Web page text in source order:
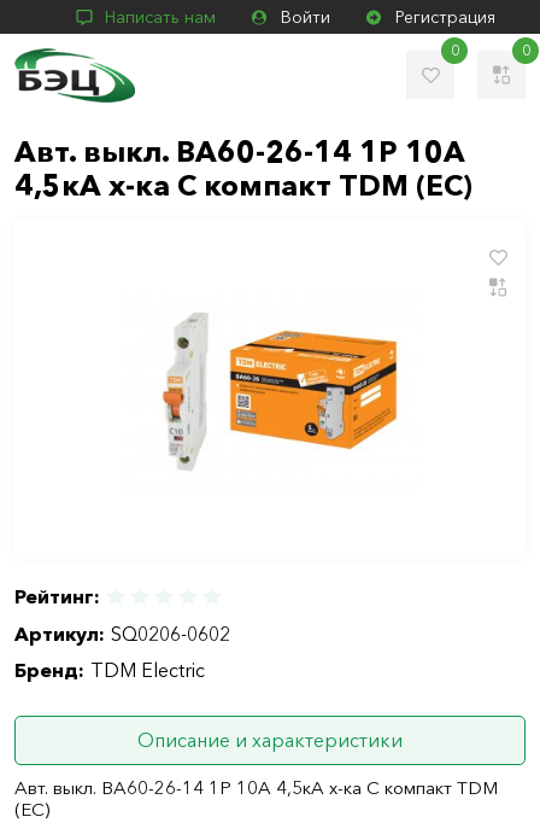
Написать нам Войти Регистрация
0 0
Авт. выкл. ВА60-26-14 1P 10А
4,5кА х-ка С компакт TDM (ЕС)
Рейтинг:
Артикул: SQ0206-0602
Бренд: TDM Electric
Описание и характеристики
Авт. выкл. ВА60-26-14 1P 10А 4,5кА х-ка С компакт TDM
(ЕС)